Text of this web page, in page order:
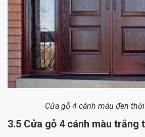
Cửa gỗ 4 cánh màu đen
3.5 Cửa gỗ 4 cánh màu trắng